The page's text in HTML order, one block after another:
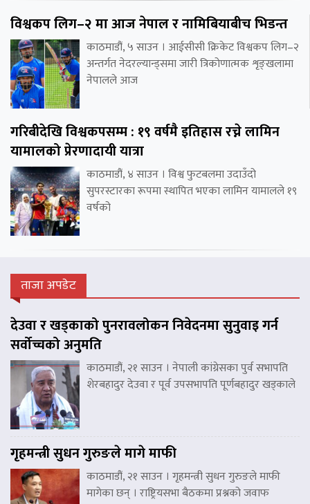
विश्वकप लिग–२ मा आज नेपाल र नामिबियाबीच भिडन्त
काठमाडौं, ५ साउन । आईसीसी क्रिकेट विश्वकप लिग–२
अन्तर्गत नेदरल्यान्ड्समा जारी त्रिकोणात्मक शृङ्खलामा
नेपालले आज
गरिबीदेखि विश्वकपसम्म : १९ वर्षमै इतिहास रच्ने लामिन
यामालको प्रेरणादायी यात्रा
काठमाडौं, ४ साउन । विश्व फुटबलमा उदाउँदो
सुपरस्टारका रूपमा स्थापित भएका लामिन यामालले १९
वर्षको
ताजा अपडेट
देउवा र खड्काको पुनरावलोकन निवेदनमा सुनुवाइ गर्न
सर्वोच्चको अनुमति
काठमाडौं, २१ साउन । नेपाली कांग्रेसका पुर्व सभापति
शेरबहादुर देउवा र पूर्व उपसभापति पूर्णबहादुर खड्काले
गृहमन्त्री सुधन गुरुङले मागे माफी
काठमाडौं, २१ साउन । गृहमन्त्री सुधन गुरुङले माफी
मागेका छन् । राष्ट्रियसभा बैठकमा प्रश्नको जवाफ